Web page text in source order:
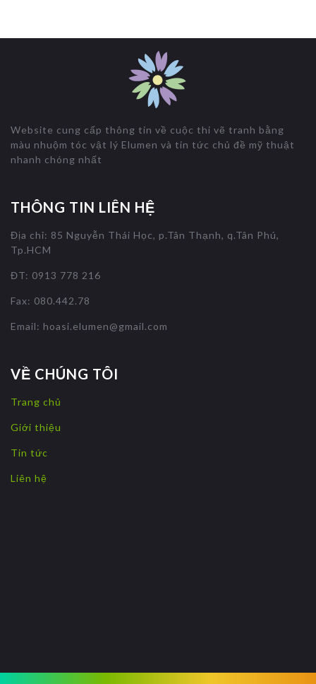
Website cung cấp thông tin về cuộc thi vẽ tranh bằng
màu nhuộm tóc vật lý Elumen và tin tức chủ đề mỹ thuật
nhanh chóng nhất
THÔNG TIN LIÊN HỆ
Địa chỉ: 85 Nguyễn Thái Học, p.Tân Thạnh, q.Tân Phú,
Tp.HCM
ĐT: 0913 778 216
Fax: 080.442.78
Email: hoasi.elumen@gmail.com
VỀ CHÚNG TÔI
Trang chủ
Giới thiệu
Tin tức
Liên hệ